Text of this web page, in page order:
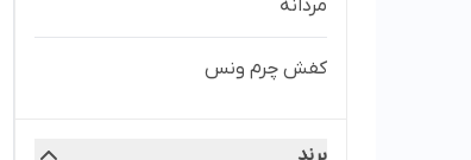
مردانه
کفش چرم ونس
برند